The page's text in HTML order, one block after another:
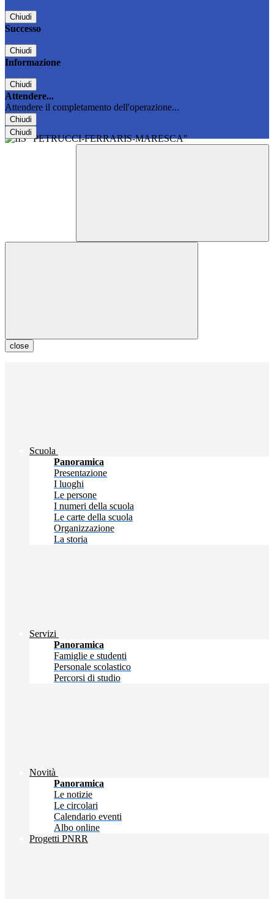
Chiudi
Successo
Chiudi
Informazione
Chiudi
Attendere...
Attendere il completamento dell'operazione...
Chiudi
Chiudi
close
Scuola
Panoramica
Presentazione
I luoghi
Le persone
I numeri della scuola
Le carte della scuola
Organizzazione
La storia
Servizi
Panoramica
Famiglie e studenti
Personale scolastico
Percorsi di studio
Novità
Panoramica
Le notizie
Le circolari
Calendario eventi
Albo online
Progetti PNRR